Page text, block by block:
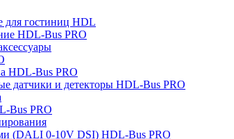
для гостиниц HDL
HDL-Bus PRO
HDL-Bus PRO
датчики и детекторы HDL-Bus PRO
Bus PRO
(DALI 0-10V DSI) HDL-Bus PRO